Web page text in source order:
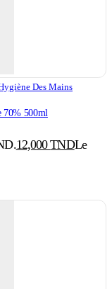
Des Mains
70% 500ml
12,000TNDLe